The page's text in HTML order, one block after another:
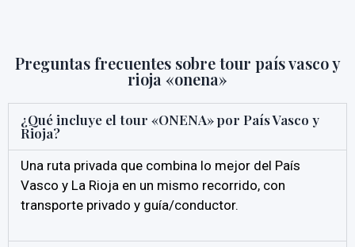
Preguntas frecuentes sobre tour país vasco y
rioja «onena»
¿Qué incluye el tour «ONENA» por País Vasco y
Rioja?
Una ruta privada que combina lo mejor del País
Vasco y La Rioja en un mismo recorrido, con
transporte privado y guía/conductor.